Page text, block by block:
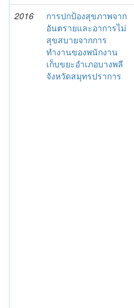
2016
การปกป้องสุขภาพจาก
อันตรายและอาการไม่
สุขสบายจากการ
ทำงานของพนักงาน
เก็บขยะอำเภอบางพลี
จังหวัดสมุทรปราการ